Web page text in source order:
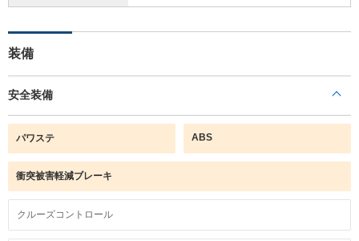
装備
安全装備
パワステ ABS
衝突被害軽減ブレーキ
クルーズコントロール